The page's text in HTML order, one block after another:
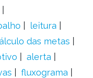
leitura
das metas
alerta
fluxograma